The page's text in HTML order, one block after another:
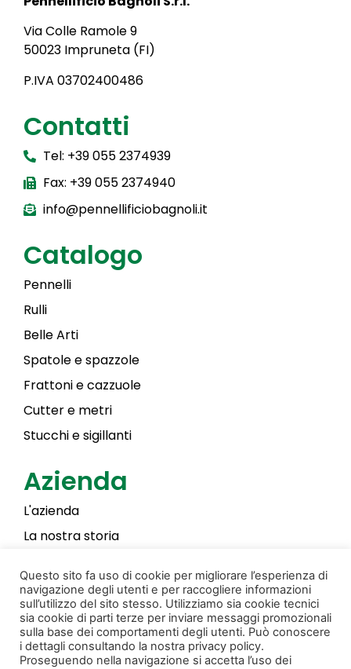
Via Colle Ramole 9
50023 Impruneta (FI)
P.IVA 03702400486
Contatti
Tel: +39 055 2374939
Fax: +39 055 2374940
info@pennellificiobagnoli.it
Catalogo
Pennelli
Rulli
Belle Arti
Spatole e spazzole
Frattoni e cazzuole
Cutter e metri
Stucchi e sigillanti
Azienda
L'azienda
La nostra storia
Privacy & Cookie PolicyCreato da Donati Films
© Copyright 2022 Pennellificio Bagnoli S.r.l. Tutti i
Questo sito fa uso di cookie per migliorare l’esperienza di
navigazione degli utenti e per raccogliere informazioni
sull’utilizzo del sito stesso. Utilizziamo sia cookie tecnici
sia cookie di parti terze per inviare messaggi promozionali
sulla base dei comportamenti degli utenti. Può conoscere
i dettagli consultando la nostra privacy policy.
Proseguendo nella navigazione si accetta l’uso dei